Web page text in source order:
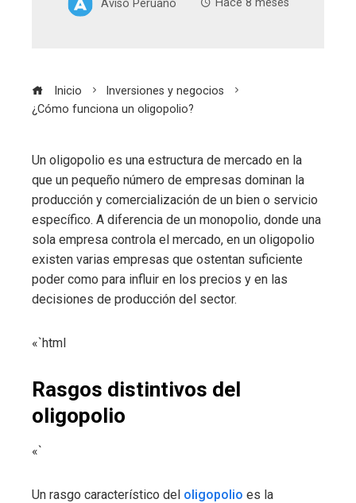
Aviso Peruano Hace 8 meses
Inicio
Inversiones y negocios
¿Cómo funciona un oligopolio?
Un oligopolio es una estructura de mercado en la
que un pequeño número de empresas dominan la
producción y comercialización de un bien o servicio
específico. A diferencia de un monopolio, donde una
sola empresa controla el mercado, en un oligopolio
existen varias empresas que ostentan suficiente
poder como para influir en los precios y en las
decisiones de producción del sector.
«`html
Rasgos distintivos del
oligopolio
«`
Un rasgo característico del oligopolio es la